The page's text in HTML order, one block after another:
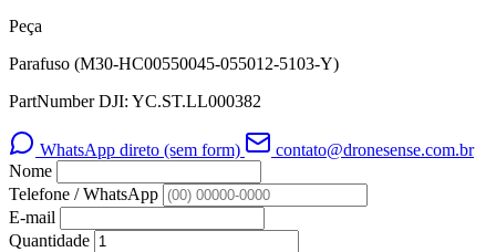
Peça
Parafuso (M30-HC00550045-055012-5103-Y)
PartNumber DJI: YC.ST.LL000382
WhatsApp direto (sem form)
contato@dronesense.com.br
Nome
Telefone / WhatsApp
E-mail
Quantidade